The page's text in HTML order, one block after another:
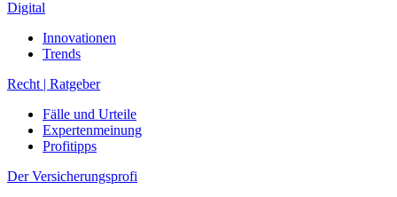
Digital
Innovationen
Trends
Recht | Ratgeber
Fälle und Urteile
Expertenmeinung
Profitipps
Der Versicherungsprofi